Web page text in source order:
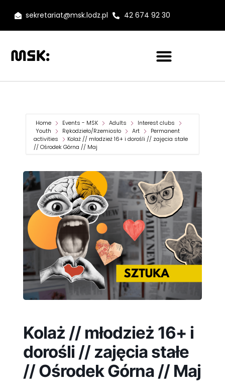
sekretariat@msk.lodz.pl 42 674 92 30
Home Events - MSK Adults
Interest clubs
Youth
Rękodzieło/Rzemiosło Art
Permanent
activities
Kolaż // młodzież 16+ i dorośli // zajęcia stałe
// Ośrodek Górna // Maj
Kolaż // młodzież 16+ i
dorośli // zajęcia stałe
// Ośrodek Górna // Maj